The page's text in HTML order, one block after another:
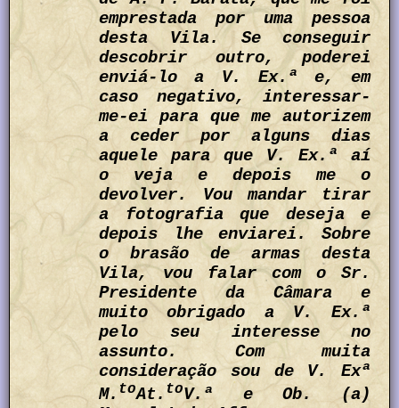
emprestada por uma pessoa
desta Vila. Se conseguir
descobrir outro, poderei
enviá-lo a V. Ex.ª e, em
caso negativo, interessar-
me-ei para que me autorizem
a ceder por alguns dias
aquele para que V. Ex.ª aí
o veja e depois me o
devolver. Vou mandar tirar
a fotografia que deseja e
depois lhe enviarei. Sobre
o brasão de armas desta
Vila, vou falar com o Sr.
Presidente da Câmara e
muito obrigado a V. Ex.ª
pelo seu interesse no
assunto. Com muita
consideração sou de V. Exª
M. toAt. toV.ª e Ob. (a)